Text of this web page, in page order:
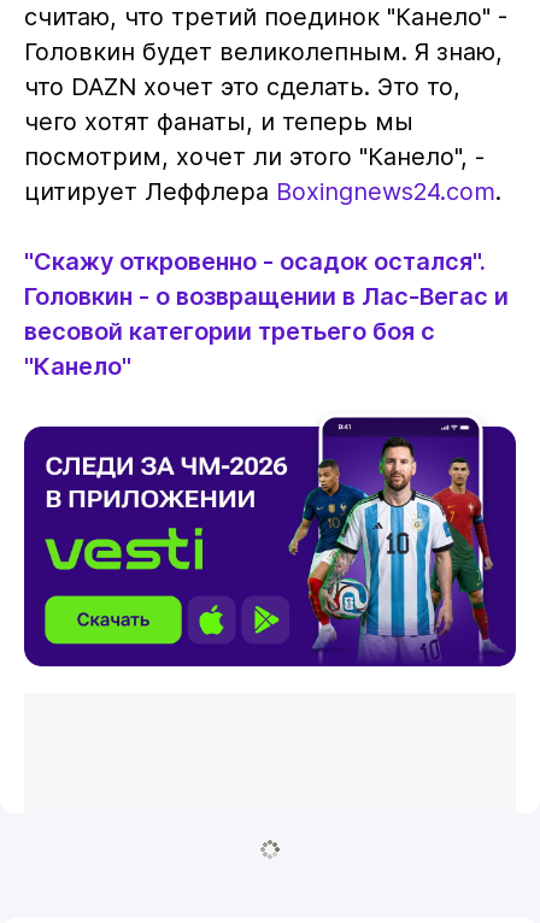
считаю, что третий поединок "Канело" -
Головкин будет великолепным. Я знаю,
что DAZN хочет это сделать. Это то,
чего хотят фанаты, и теперь мы
посмотрим, хочет ли этого "Канело", -
цитирует Леффлера Boxingnews24.com.
"Скажу откровенно - осадок остался".
Головкин - о возвращении в Лас-Вегас и
весовой категории третьего боя с
"Канело"